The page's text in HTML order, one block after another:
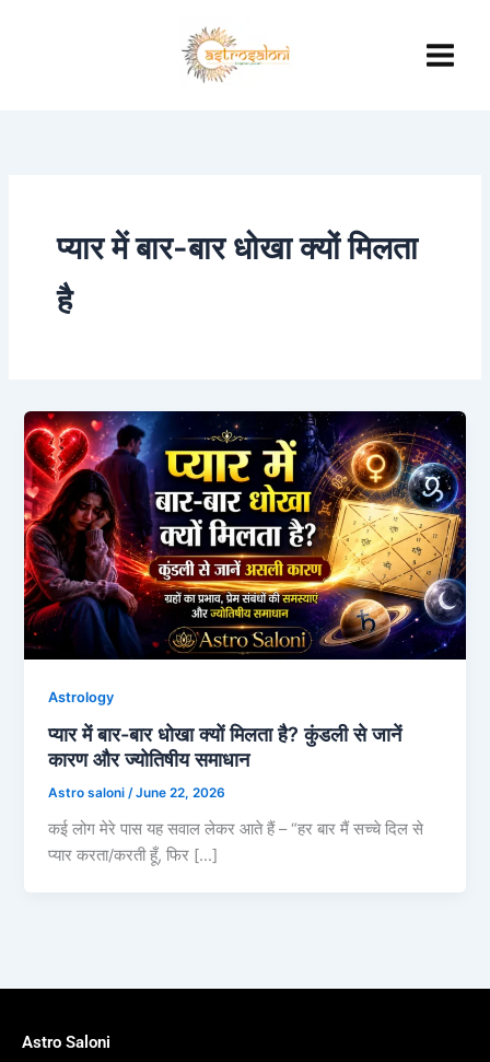
प्यार में बार-बार धोखा क्यों मिलता
है
Astrology
प्यार में बार-बार धोखा क्यों मिलता है? कुंडली से जानें
कारण और ज्योतिषीय समाधान
Astro saloni/June 22, 2026
कई लोग मेरे पास यह सवाल लेकर आते हैं – “हर बार मैं सच्चे दिल से
प्यार करता/करती हूँ, फिर […]
Astro Saloni